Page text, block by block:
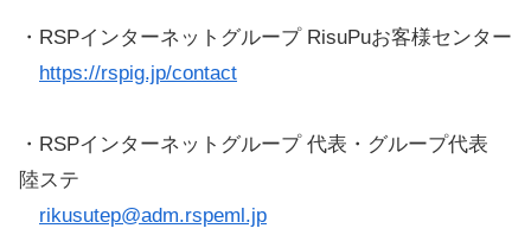
・RSPインターネットグループ RisuPuお客様センター
https://rspig.jp/contact
・RSPインターネットグループ 代表・グループ代表
陸ステ
rikusutep@adm.rspeml.jp